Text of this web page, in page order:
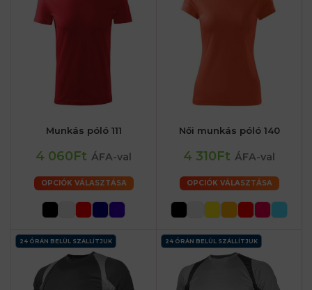
Munkás póló 111
4 060Ft ÁFA-val
OPCIÓK VÁLASZTÁSA
Női munkás póló 140
4 310Ft ÁFA-val
OPCIÓK VÁLASZTÁSA
24 ÓRÁN BELÜL SZÁLLÍTJUK 24 ÓRÁN BELÜL SZÁLLÍTJUK